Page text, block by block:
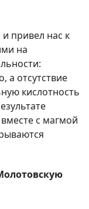
привел нас к
на
а отсутствие
кислотность
с магмой